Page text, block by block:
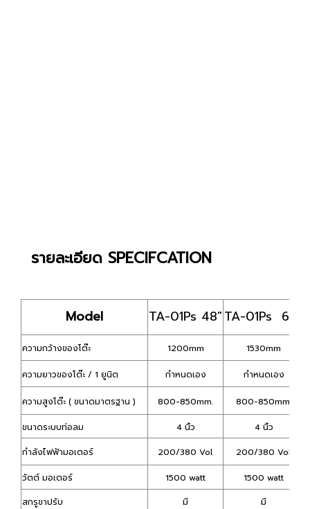
รายละเอียด SPECIFCATION
Model TA-01Ps 48"TA-01Ps 60"
ความกว้างของโต๊ะ 1200mm 1530mm
ความยาวของโต๊ะ / 1 ยูนิต กำหนดเอง กำหนดเอง
ความสูงโต๊ะ ( ขนาดมาตรฐาน ) 800-850mm. 800-850mm.
ขนาดระบบท่อลม 4 นิ้ว
4 นิ้ว
กำลังไฟฟ้ามอเตอร์
200/380 Vol. 200/380 Vol.
วัตต์ มอเตอร์ 1500 watt
1500 watt
สกรูขาปรับ
มี
มี